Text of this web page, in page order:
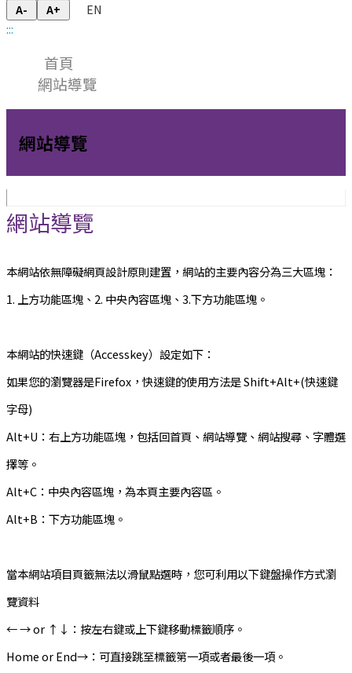
A- A+
EN
:::
首頁
網站導覽
網站導覽
網站導覽
本網站依無障礙網頁設計原則建置，網站的主要內容分為三大區塊：
1. 上方功能區塊、2. 中央內容區塊、3.下方功能區塊。
本網站的快速鍵（Accesskey）設定如下：
如果您的瀏覽器是Firefox，快速鍵的使用方法是 Shift+Alt+(快速鍵
字母)
Alt+U：右上方功能區塊，包括回首頁、網站導覽、網站搜尋、字體選
擇等。
Alt+C：中央內容區塊，為本頁主要內容區。
Alt+B：下方功能區塊。
當本網站項目頁籤無法以滑鼠點選時，您可利用以下鍵盤操作方式瀏
覽資料
← → or ↑↓：按左右鍵或上下鍵移動標籤順序。
Home or End→：可直接跳至標籤第一項或者最後一項。